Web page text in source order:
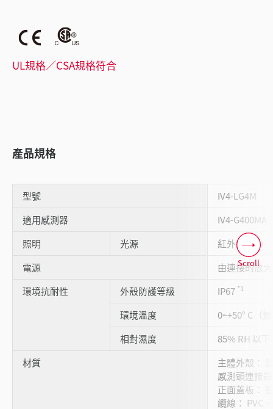
UL規格／CSA規格符合
產品規格
型號
IV4-LG4M
適用感測器
IV4-G400MA
照明
光源
紅外線 LED
電源
由連接的放
環境抗耐性
外殼防護等級 IP67 *1
環境溫度
0~+50° C（
相對濕度
85% RH 以
材質
主體外殼：
感測頭連接
正面蓋板：
纜線： PVC
Scroll